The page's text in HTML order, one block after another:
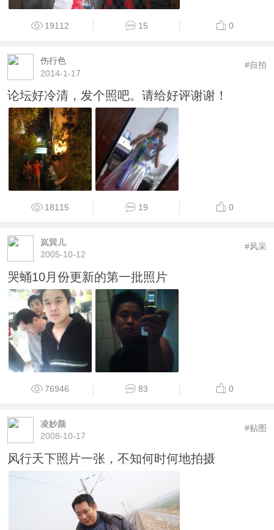
19112 15 0
伤行色
2014-1-17
#自拍
论坛好冷清，发个照吧。请给好评谢谢！
18115 19 0
岚巽儿
2005-10-12
#风采
哭蛹10月份更新的第一批照片
76946 83 0
凌妙颜
2008-10-17
#贴图
风行天下照片一张，不知何时何地拍摄